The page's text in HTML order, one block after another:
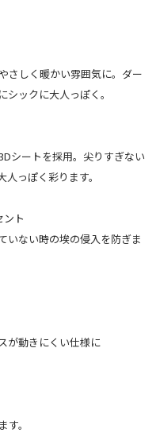
さしく暖かい雰囲気に。ダー
ックに大人っぽく。
シートを採用。尖りすぎない
っぽく彩ります。
ト
いない時の埃の侵入を防ぎま
が動きにくい仕様に
。